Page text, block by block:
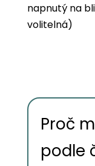
napnutý na
volitelná)
Proč
podle